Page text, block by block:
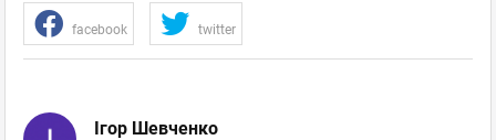
facebook twitter
Ігор Шевченко